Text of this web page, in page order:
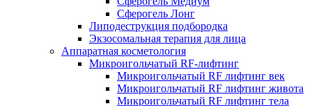
Сферогель Лонг
Липодеструкция подбородка
Экзосомальная терапия для лица
Аппаратная косметология
Микроигольчатый RF-лифтинг
Микроигольчатый RF лифтинг век
Микроигольчатый RF лифтинг живота
Микроигольчатый RF лифтинг тела